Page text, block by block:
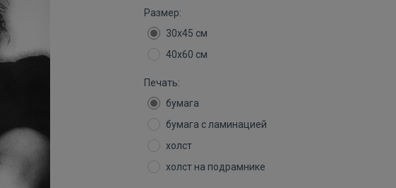
Размер:
30х45 см
40х60 см
Печать:
бумага
бумага с ламинацией
холст
холст на подрамнике